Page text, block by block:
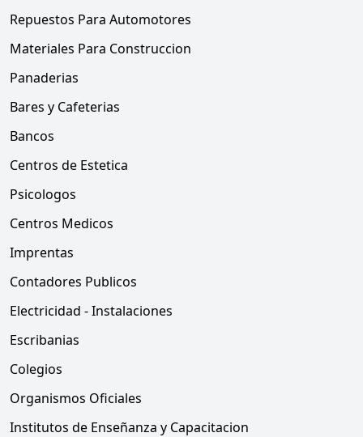
Repuestos Para Automotores
Materiales Para Construccion
Panaderias
Bares y Cafeterias
Bancos
Centros de Estetica
Psicologos
Centros Medicos
Imprentas
Contadores Publicos
Electricidad - Instalaciones
Escribanias
Colegios
Organismos Oficiales
Institutos de Enseñanza y Capacitacion